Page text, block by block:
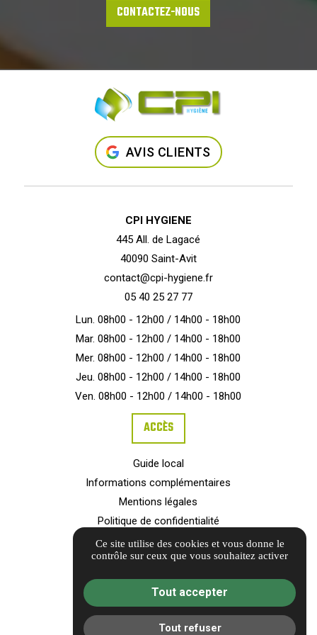
CONTACTEZ-NOUS
AVIS CLIENTS
CPI HYGIENE
445 All. de Lagacé
40090 Saint-Avit
contact@cpi-hygiene.fr
05 40 25 27 77
Lun. 08h00 - 12h00 / 14h00 - 18h00
Mar. 08h00 - 12h00 / 14h00 - 18h00
Mer. 08h00 - 12h00 / 14h00 - 18h00
Jeu. 08h00 - 12h00 / 14h00 - 18h00
Ven. 08h00 - 12h00 / 14h00 - 18h00
ACCÈS
Guide local
Informations complémentaires
Mentions légales
Politique de confidentialité
Barème d'honoraires
Gestion des cookies
Ce site utilise des cookies et vous donne le
contrôle sur ceux que vous souhaitez activer
Tout accepter
Tout refuser